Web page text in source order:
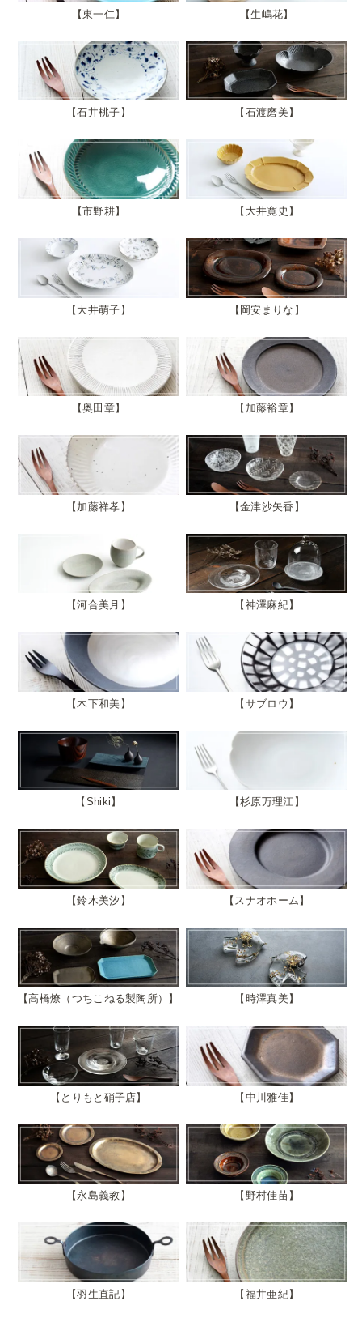
東一仁 生嶋花
石井桃子 石渡磨美
市野耕 大井寛史
大井萌子 岡安まりな
奥田章 加藤裕章
加藤祥孝 金津沙矢香
河合美月 神澤麻紀
木下和美 サブロウ
Shiki 杉原万理江
鈴木美汐 スナオホーム
高橋燎（つちこねる製陶所） 時澤真美
とりもと硝子店 中川雅佳
永島義教 野村佳苗
羽生直記 福井亜紀